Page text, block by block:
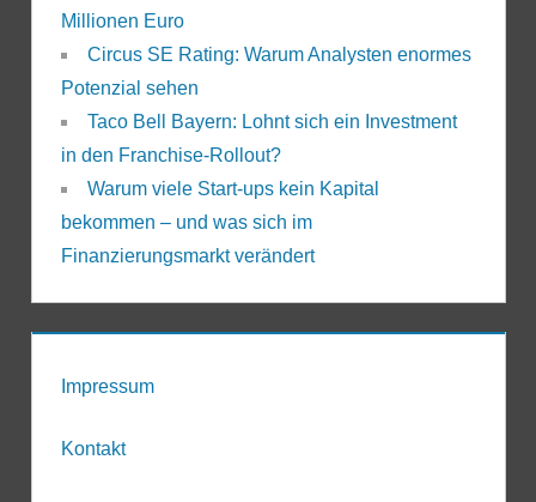
Millionen Euro
Circus SE Rating: Warum Analysten enormes
Potenzial sehen
Taco Bell Bayern: Lohnt sich ein Investment
in den Franchise-Rollout?
Warum viele Start-ups kein Kapital
bekommen – und was sich im
Finanzierungsmarkt verändert
Impressum
Kontakt